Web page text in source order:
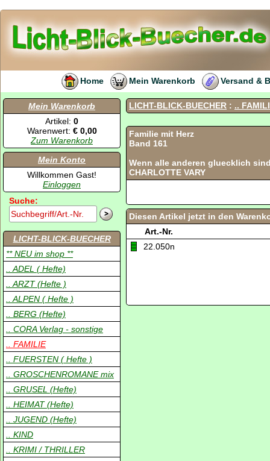
Home Mein Warenkorb Versand &
Mein Warenkorb
Artikel: 0
Warenwert: € 0,00
Zum Warenkorb
Mein Konto
Willkommen Gast!
Einloggen
Suche:
LICHT-BLICK-BUECHER
** NEU im shop **
.. ADEL ( Hefte)
.. ARZT (Hefte )
.. ALPEN ( Hefte )
.. BERG (Hefte)
.. CORA Verlag - sonstige
.. FAMILIE
.. FUERSTEN ( Hefte )
.. GROSCHENROMANE mix
.. GRUSEL (Hefte)
.. HEIMAT (Hefte)
.. JUGEND (Hefte)
.. KIND
.. KRIMI / THRILLER
LICHT-BLICK-BUECHER : ..
Familie mit Herz
Band 161
Wenn alle anderen gluecklich
CHARLOTTE VARY
Diesen Artikel jetzt in den
Art.-Nr.
22.050n